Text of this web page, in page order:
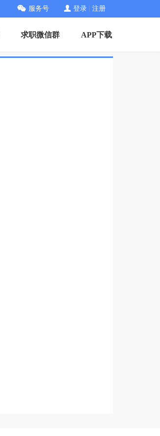
服务号 登录 注册
求职微信群 APP下载